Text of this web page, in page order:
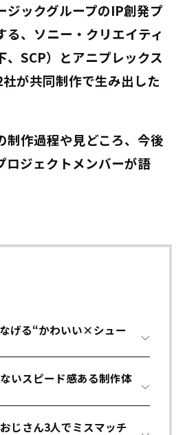
ジックグループのIP創発プ
る、ソニー・クリエイティ
、SCP）とアニプレックス
社が共同制作で生み出した
制作過程や見どころ、今後
ロジェクトメンバーが語
げる“かわいい×シュー
いスピード感ある制作体
じさん3人でミスマッチ